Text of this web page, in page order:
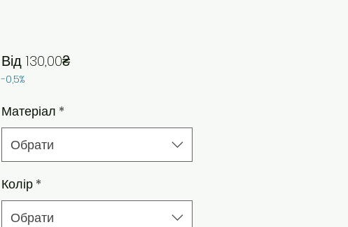
Від 130,00₴За розпродажем
-0,5%
Матеріал *
Обрати
Колір *
Обрати